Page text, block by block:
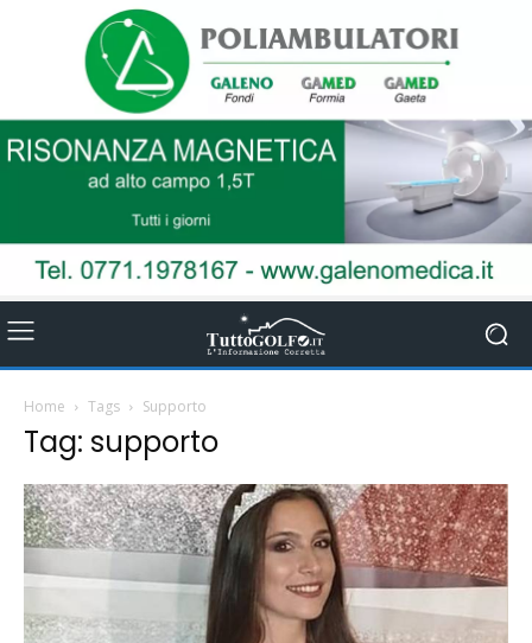
Home Tags Supporto
Tag: supporto